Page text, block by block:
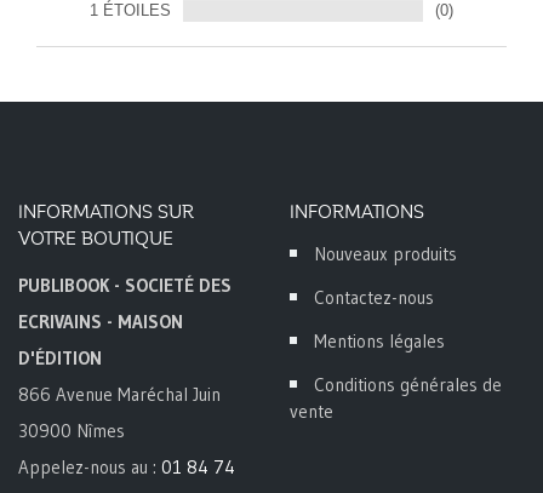
1 ÉTOILES
(0)
INFORMATIONS SUR
VOTRE BOUTIQUE
PUBLIBOOK - SOCIETÉ DES
ECRIVAINS - MAISON
D'ÉDITION
866 Avenue Maréchal Juin
30900 Nîmes
Appelez-nous au : 01 84 74
INFORMATIONS
Nouveaux produits
Contactez-nous
Mentions légales
Conditions générales de
vente